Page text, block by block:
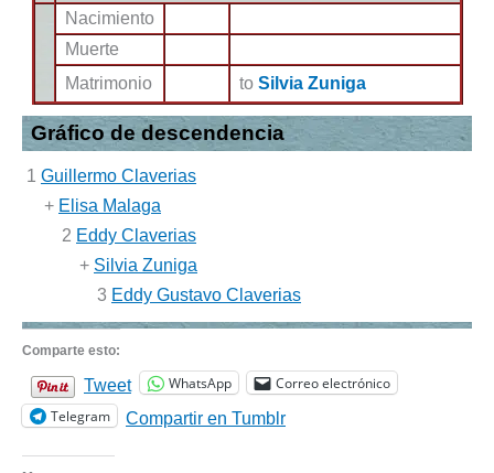
Nacimiento
Muerte
Matrimonio
to Silvia Zuniga
Gráfico de descendencia
1 Guillermo Claverias
+ Elisa Malaga
2 Eddy Claverias
+ Silvia Zuniga
3 Eddy Gustavo Claverias
Comparte esto:
Tweet WhatsApp
Correo electrónico
Telegram
Compartir en Tumblr